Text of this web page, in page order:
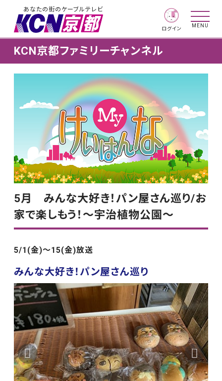
あなたの街のケーブルテレビ
ログイン
MENU
KCN京都ファミリーチャンネル
5月 みんな大好き！パン屋さん巡り/お
家で楽しもう！〜宇治植物公園〜
5/1(金)〜15(金)放送
みんな大好き！パン屋さん巡り